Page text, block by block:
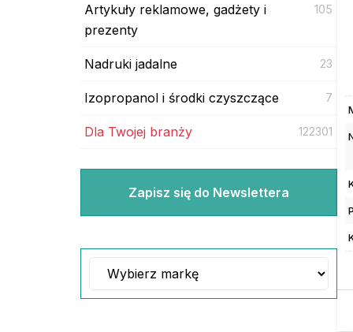
Artykuły reklamowe, gadżety i
prezenty
105
Nadruki jadalne 23
Izopropanol i środki czyszczące 7
Dla Twojej branży 122301
Zapisz się do Newslettera